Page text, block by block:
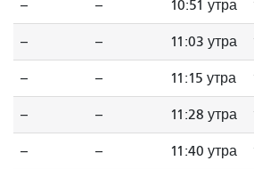
-- -- 10:51 утра
-- -- 11:03 утра
-- -- 11:15 утра
-- -- 11:28 утра
-- -- 11:40 утра